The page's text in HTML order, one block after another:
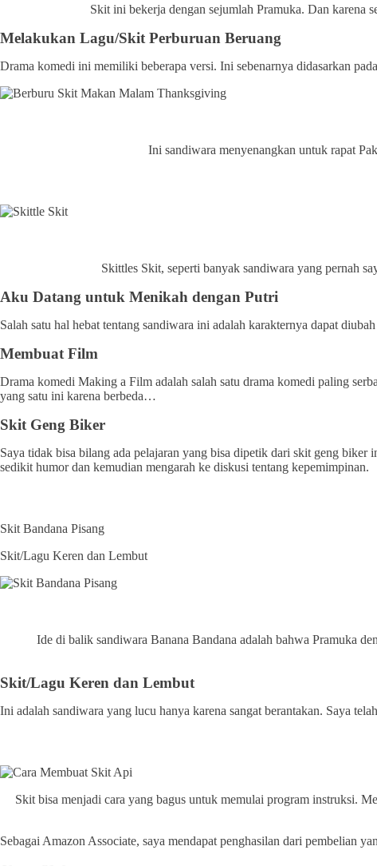
Skit ini bekerja dengan sejumlah Pramuka. Dan karena
Melakukan Lagu/Skit Perburuan Beruang
Drama komedi ini memiliki beberapa versi. Ini sebenarnya didasarkan
Ini sandiwara menyenangkan untuk rapat
Skittles Skit, seperti banyak sandiwara yang pernah
Aku Datang untuk Menikah dengan Putri
Salah satu hal hebat tentang sandiwara ini adalah karakternya dapat
Membuat Film
Drama komedi Making a Film adalah salah satu drama komedi paling
yang satu ini karena berbeda…
Skit Geng Biker
Saya tidak bisa bilang ada pelajaran yang bisa dipetik dari skit geng
sedikit humor dan kemudian mengarah ke diskusi tentang kepemimpinan.
Skit Bandana Pisang
Skit/Lagu Keren dan Lembut
Ide di balik sandiwara Banana Bandana adalah bahwa Pramuka
Skit/Lagu Keren dan Lembut
Ini adalah sandiwara yang lucu hanya karena sangat berantakan. Saya
Skit bisa menjadi cara yang bagus untuk memulai program instruksi.
Sebagai Amazon Associate, saya mendapat penghasilan dari pembelian